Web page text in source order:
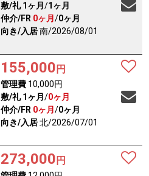
敷/礼 1ヶ月 /1ヶ月
仲介/FR 0ヶ月 /0ヶ月
向き/入居南/2026/08/01
155,000 円
管理費10,000円
敷/礼 1ヶ月 /0ヶ月
仲介/FR 0ヶ月 /0ヶ月
向き/入居北/2026/07/01
273,000 円